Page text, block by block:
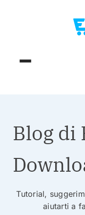
Blog di
Tutorial,
aiutarti a